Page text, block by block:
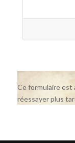
Ce formulaire est
réessayer plus